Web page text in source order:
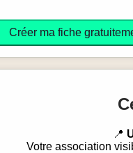
Créer ma fiche
Votre association